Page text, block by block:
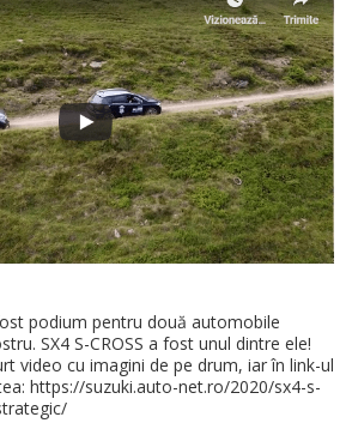
podium pentru două automobile
SX4 S-CROSS a fost unul dintre ele!
video cu imagini de pe drum, iar în link-ul
https://suzuki.auto-net.ro/2020/sx4-s-